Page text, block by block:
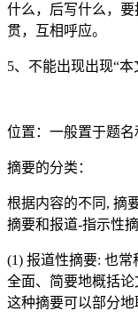
什么，后写什么，
贯，互相呼应。
5、不能出现出现“本
位置：一般置于题
摘要的分类：
根据内容的不同, 摘
摘要和报道-指示性
(1) 报道性摘要: 也
全面、简要地概括
这种摘要可以部分